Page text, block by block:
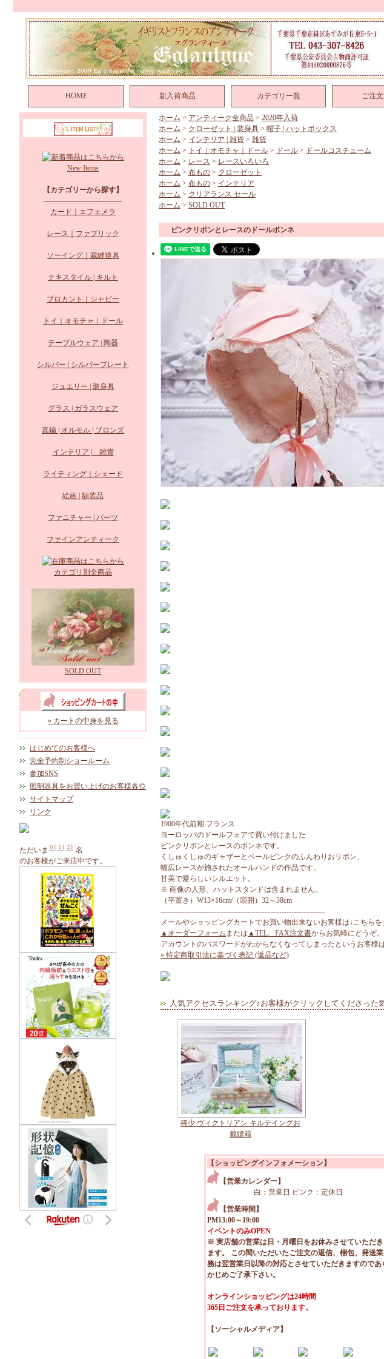
HOME 新入荷商品 カテゴリ一覧 ご注
New Items
【カテゴリーから探す】
--------------------------------
カード｜エフェメラ
レース｜ファブリック
ソーイング｜裁縫道具
テキスタイル | キルト
ブロカント｜シャビー
トイ｜オモチャ｜ドール
テーブルウェア | 陶器
シルバー | シルバープレート
ジュエリー | 装身具
グラス | ガラスウェア
真鍮 | オルモル | ブロンズ
インテリア | 雑貨
ライティング｜シェード
絵画 | 額装品
ファニチャー | パーツ
ファインアンティーク
カテゴリ別全商品
SOLD OUT
» カートの中身を見る
はじめてのお客様へ
完全予約制ショールーム
参加SNS
照明器具をお買い上げのお客様各位
サイトマップ
リンク
ただいま
名
のお客様がご来店中です。
ホーム > アンティーク全商品 > 2020年入荷
ホーム > クローゼット | 装身具 > 帽子 | ハットボックス
ホーム > インテリア | 雑貨 > 雑貨
ホーム > トイ｜オモチャ｜ドール > ドール > ドールコスチューム
ホーム > レース > レースいろいろ
ホーム > 布もの > クローゼット
ホーム > 布もの > インテリア
ホーム > クリアランス セール
ホーム > SOLD OUT
ピンクリボンとレースのドールボンネ
1900年代前期 フランス
ヨーロッパのドールフェアで買い付けました
ピンクリボンとレースのボンネです。
くしゅくしゅのギャザーとペールピンクのふんわりおリボン、
幅広レースが施されたオールハンドの作品です。
甘美で愛らしいシルエット。
※ 画像の人形、ハットスタンドは含まれません。
（平置き）W13×16cm/（頭囲）32～38cm
--------------------------------------------------------------------
メールやショッピングカートでお買い物出来ないお客様は↓こちらを
▲オーダーフォーム または ▲TEL、FAX注文書からお気軽にどうぞ。
アカウントのパスワードがわからなくなってしまったというお客様
» 特定商取引法に基づく表記 (返品など)
人気アクセスランキング♪お客様がクリックしてくださった
稀少 ヴィクトリアン キルテイングお
裁縫箱
【ショッピングインフォメーション】
【営業カレンダー】
白：営業日 ピンク：定休日
【営業時間】
PM13:00～19:00
イベントのみOPEN
※ 実店舗の営業は日・月曜日をお休みさせていただき
ます。 この間いただいたご注文の返信、梱包、発送業
務は翌営業日以降の対応とさせていただきますのであ
かじめご了承下さい。
オンラインショッピングは24時間
365日ご注文を承っております。
【ソーシャルメディア】